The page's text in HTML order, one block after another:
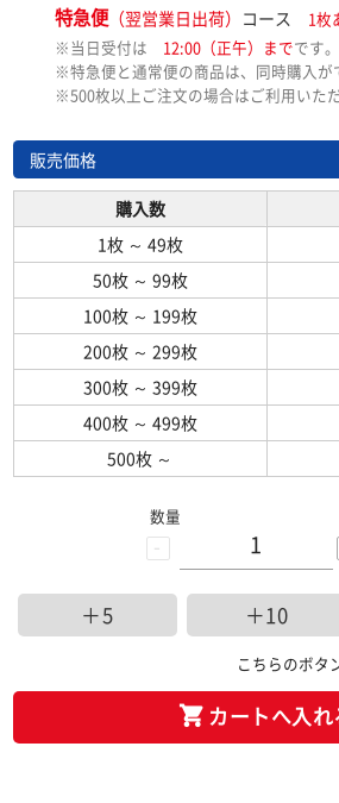
特急便（翌営業日出荷） コース
1枚
※当日受付は 12:00（正午）までです。
※特急便と通常便の商品は、同時購入が
※500枚以上ご注文の場合はご利用いた
販売価格
購入数
1枚 ～ 49枚
50枚 ～ 99枚
100枚 ～ 199枚
200枚 ～ 299枚
300枚 ～ 399枚
400枚 ～ 499枚
500枚 ～
-
数量
＋5 ＋10
こちらのボタ
カートへ入れ